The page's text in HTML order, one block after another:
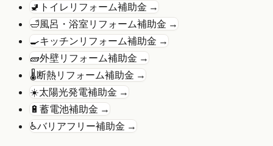
🚽 トイレリフォーム補助金 →
🛁風呂・浴室リフォーム補助金 →
🍳キッチンリフォーム補助金 →
🧱外壁リフォーム補助金 →
🌡️断熱リフォーム補助金 →
☀️太陽光発電補助金 →
🔋 蓄電池補助金 →
♿バリアフリー補助金 →